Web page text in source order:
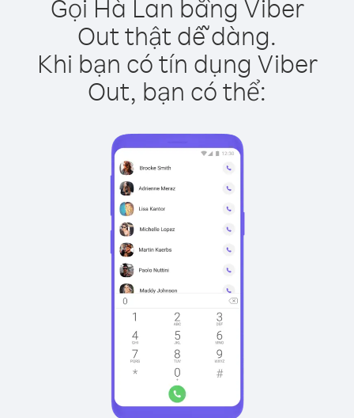
Gọi Hà Lan bằng Viber
Out thật dễ dàng.
Khi bạn có tín dụng Viber
Out, bạn có thể: